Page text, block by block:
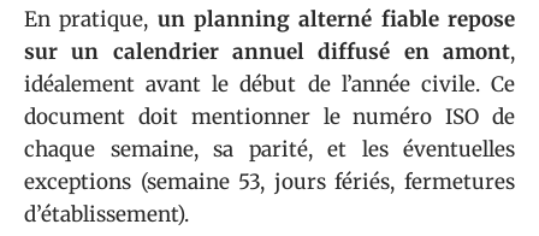
En pratique, un planning alterné fiable repose
sur un calendrier annuel diffusé en amont,
idéalement avant le début de l’année civile. Ce
document doit mentionner le numéro ISO de
chaque semaine, sa parité, et les éventuelles
exceptions (semaine 53, jours fériés, fermetures
d’établissement).